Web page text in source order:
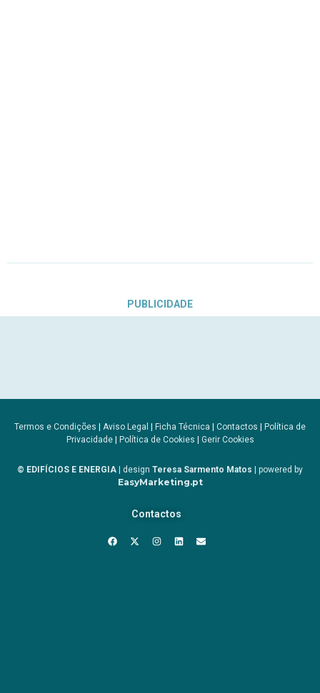
PUBLICIDADE
Termos e Condições | Aviso Legal | Ficha Técnica | Contactos | Política de
Privacidade| Política de Cookies | Gerir Cookies
© EDIFÍCIOS E ENERGIA | design Teresa Sarmento Matos | powered by
EasyMarketing.pt
Contactos